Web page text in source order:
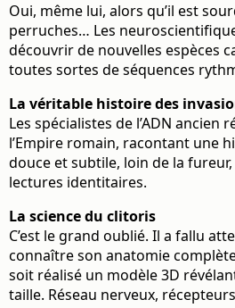
Oui, même lui, alors qu’il est
perruches… Les
découvrir de nouvelles espèces
toutes sortes de séquences
La véritable histoire des
Les spécialistes de l’ADN ancien
l’Empire romain, racontant une
douce et subtile, loin de la
lectures identitaires.
La science du clitoris
C’est le grand oublié. Il a fallu
connaître son anatomie
soit réalisé un modèle 3D
taille. Réseau nerveux,